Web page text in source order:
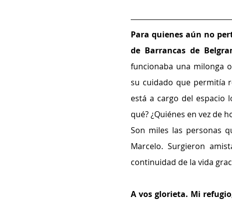
Para quienes aún no
de Barrancas de
funcionaba una milonga
su cuidado que permitía
está a cargo del espacio
qué? ¿Quiénes en vez de
Son miles las personas
Marcelo. Surgieron
continuidad de la vida
A vos glorieta. Mi